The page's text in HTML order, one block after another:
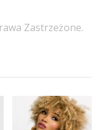
Zastrzeżone.